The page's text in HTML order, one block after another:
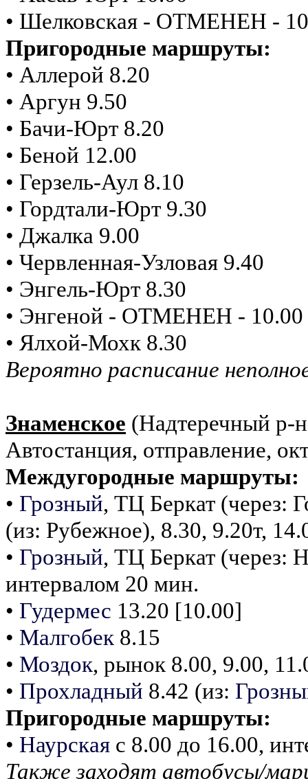
• Шелковская - ОТМЕНЕН -
Пригородные маршруты:
• Аллерой 8.20
• Аргун 9.50
• Бачи-Юрт 8.20
• Беной 12.00
• Герзель-Аул 8.10
• Гордтали-Юрт 9.30
• Джалка 9.00
• Червленная-Узловая 9.40
• Энгель-Юрт 8.30
• Энгеной - ОТМЕНЕН - 10.00
• Ялхой-Мохк 8.30
Вероятно расписание
Знаменское (Надтеречный р-
Автостанция, отправление,
Междугородные маршруты:
• Грозный, ТЦ Беркат (через:
(из: Рубежное), 8.30, 9.20т,
• Грозный, ТЦ Беркат (через:
интервалом 20 мин.
• Гудермес 13.20 [10.00]
• Малгобек 8.15
• Моздок, рынок 8.00, 9.00,
• Прохладный 8.42 (из:
Пригородные маршруты:
• Наурская с 8.00 до 16.00,
Также заходят автобусы/